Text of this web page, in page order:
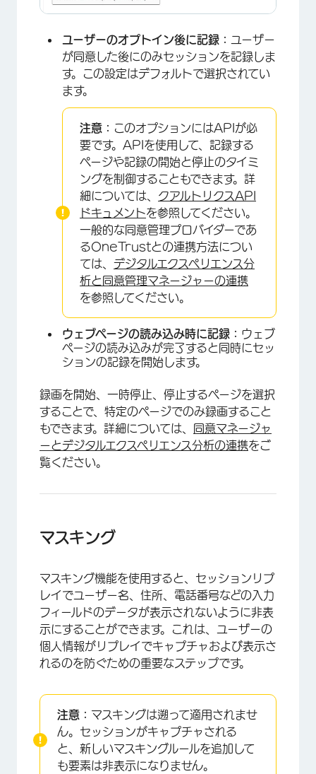
ユーザーのオプトイン後に記録： ユーザー
が同意した後にのみセッションを記録しま
す。この設定はデフォルトで選択されてい
ます。
注意： このオプションにはAPIが必
要です。APIを使用して、記録する
ページや記録の開始と停止のタイミ
ングを制御することもできます。詳
細については、 クアルトリクスAPI
ドキュメントを参照してください。
一般的な同意管理プロバイダーであ
るOneTrustとの連携方法につい
ては、 デジタルエクスペリエンス分
析と同意管理マネージャーの連携
を参照してください。
ウェブページの読み込み時に記録： ウェブ
ページの読み込みが完了すると同時にセッ
ションの記録を開始します。
録画を開始、一時停止、停止するページを選択
することで、特定のページでのみ録画すること
もできます。詳細については、 同意マネージャ
ーとデジタルエクスペリエンス分析の連携をご
覧ください。
マスキング
マスキング機能を使用すると、セッションリプ
レイでユーザー名、住所、電話番号などの入力
フィールドのデータが表示されないように非表
示にすることができます。これは、ユーザーの
個人情報がリプレイでキャプチャおよび表示さ
れるのを防ぐための重要なステップです。
注意： マスキングは遡って適用されませ
ん。セッションがキャプチャされる
と、新しいマスキングルールを追加して
も要素は非表示になりません。